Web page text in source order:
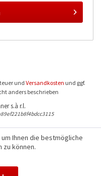
und Versandkosten und ggf.
anders beschrieben
s.à r.l.
Ihnen die bestmögliche
zu können.